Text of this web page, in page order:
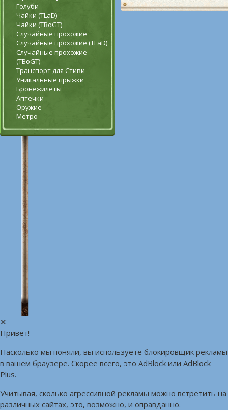
Голуби
Чайки (TLaD)
Чайки (TBoGT)
Случайные прохожие
Случайные прохожие (TLaD)
Случайные прохожие
(TBoGT)
Транспорт для Стиви
Уникальные прыжки
Бронежилеты
Аптечки
Оружие
Метро
✕
Привет!
Насколько мы поняли, вы используете блокировщик рекламы
в вашем браузере. Скорее всего, это AdBlock или AdBlock
Plus.
Учитывая, сколько агрессивной рекламы можно встретить на
различных сайтах, это, возможно, и оправданно.